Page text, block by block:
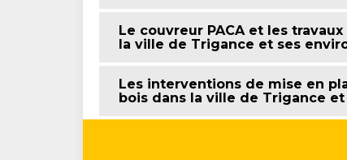
Le couvreur PACA et les
la ville de Trigance et ses
Les interventions de mise en
bois dans la ville de Trigance